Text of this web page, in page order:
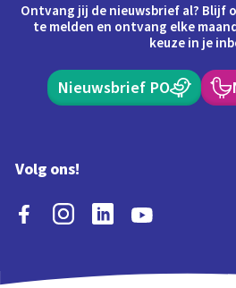
Ontvang jij de nieuwsbrief al? Blijf
te melden en ontvang elke
keuze in je
Nieuwsbrief PO
Volg ons!